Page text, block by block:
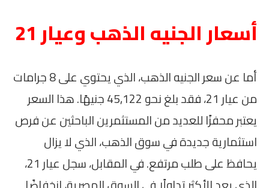
أسعار الجنيه الذهب وعيار 21
أما عن سعر الجنيه الذهب، الذي يحتوي على 8 جرامات
من عيار 21، فقد بلغ نحو 45,122 جنيهًا. هذا السعر
يعتبر محفزًا للعديد من المستثمرين الباحثين عن فرص
استثمارية جديدة في سوق الذهب، الذي لا يزال
يحافظ على طلب مرتفع. في المقابل، سجل عيار 21،